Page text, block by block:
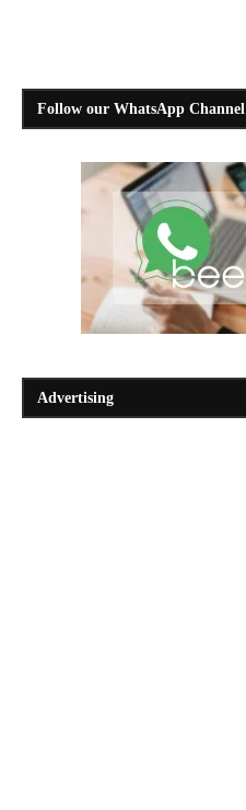
Follow our WhatsApp Channel
Advertising